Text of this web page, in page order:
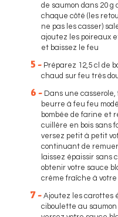
de saumon dans 20
chaque côté (les
ne pas les casser)
ajoutez les poireaux
et baissez le feu
5 - Préparez 12,5 cl de
chaud sur feu très
6 - Dans une casserole,
beurre à feu feu
bombée de farine et
cuillère en bois sans
versez petit à petit
continuant de
laissez épaissir sans
obtenir votre sauce
crème fraîche à
7 - Ajoutez les carottes
ciboulette au